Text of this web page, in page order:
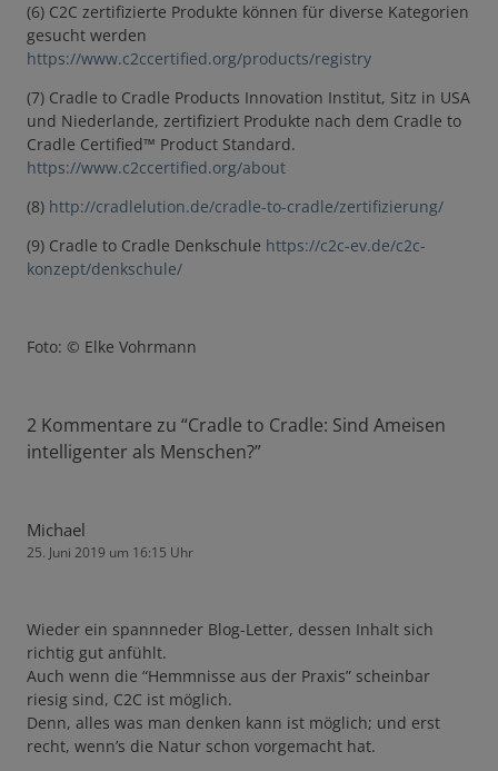
(6) C2C zertifizierte Produkte können für diverse Kategorien
gesucht werden
https://www.c2ccertified.org/products/registry
(7) Cradle to Cradle Products Innovation Institut, Sitz in USA
und Niederlande, zertifiziert Produkte nach dem Cradle to
Cradle Certified™ Product Standard.
https://www.c2ccertified.org/about
(8) http://cradlelution.de/cradle-to-cradle/zertifizierung/
(9) Cradle to Cradle Denkschule https://c2c-ev.de/c2c-
konzept/denkschule/
Foto: © Elke Vohrmann
2 Kommentare zu “Cradle to Cradle: Sind Ameisen
intelligenter als Menschen?”
Michael
25. Juni 2019 um 16:15 Uhr
Wieder ein spannneder Blog-Letter, dessen Inhalt sich
richtig gut anfühlt.
Auch wenn die “Hemmnisse aus der Praxis” scheinbar
riesig sind, C2C ist möglich.
Denn, alles was man denken kann ist möglich; und erst
recht, wenn’s die Natur schon vorgemacht hat.